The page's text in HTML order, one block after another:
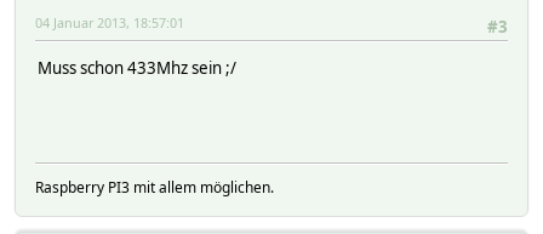
#3
04 Januar 2013, 18:57:01
Muss schon 433Mhz sein ;/
Raspberry PI3 mit allem möglichen.